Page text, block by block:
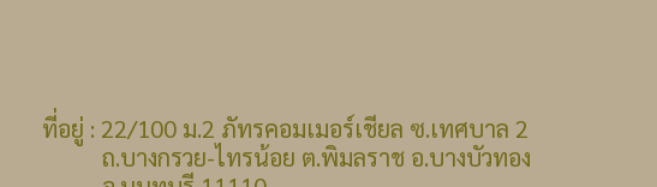
ที่อยู่ : 22/100 ม.2 ภัทรคอมเมอร์เชียล ซ.เทศบาล 2
ถ.บางกรวย-ไทรน้อย ต.พิมลราช อ.บางบัวทอง